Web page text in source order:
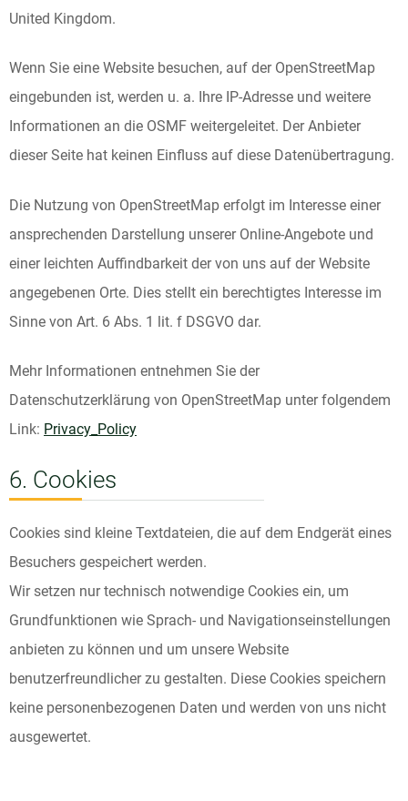
United Kingdom.
Wenn Sie eine Website besuchen, auf der OpenStreetMap
eingebunden ist, werden u. a. Ihre IP-Adresse und weitere
Informationen an die OSMF weitergeleitet. Der Anbieter
dieser Seite hat keinen Einfluss auf diese Datenübertragung.
Die Nutzung von OpenStreetMap erfolgt im Interesse einer
ansprechenden Darstellung unserer Online-Angebote und
einer leichten Auffindbarkeit der von uns auf der Website
angegebenen Orte. Dies stellt ein berechtigtes Interesse im
Sinne von Art. 6 Abs. 1 lit. f DSGVO dar.
Mehr Informationen entnehmen Sie der
Datenschutzerklärung von OpenStreetMap unter folgendem
Link: Privacy_Policy
6. Cookies
Cookies sind kleine Textdateien, die auf dem Endgerät eines
Besuchers gespeichert werden.
Wir setzen nur technisch notwendige Cookies ein, um
Grundfunktionen wie Sprach- und Navigationseinstellungen
anbieten zu können und um unsere Website
benutzerfreundlicher zu gestalten. Diese Cookies speichern
keine personenbezogenen Daten und werden von uns nicht
ausgewertet.